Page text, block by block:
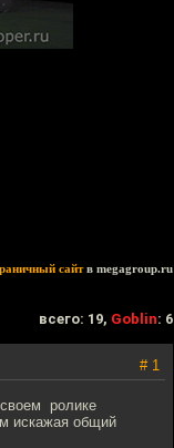
сайтв megagroup.ru
всего: 19, Goblin: 6
# 1
ролике
искажая общий